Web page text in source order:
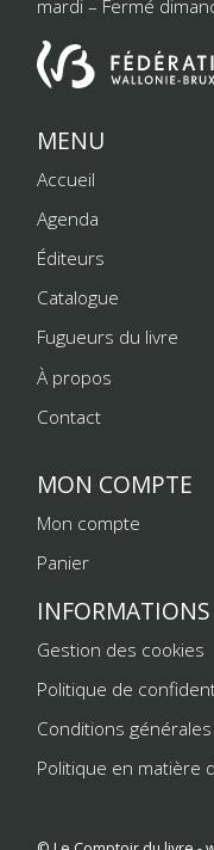
mardi – Fermé
MENU
Accueil
Agenda
Éditeurs
Catalogue
Fugueurs du livre
À propos
Contact
MON COMPTE
Mon compte
Panier
INFORMATIONS
Gestion des cookies
Politique de
Conditions
Politique en matière